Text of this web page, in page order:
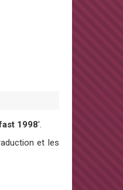
1998'.
et les